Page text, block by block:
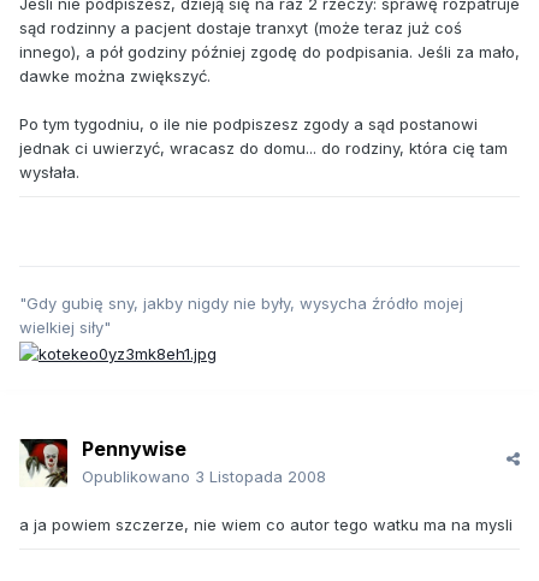
Jeśli nie podpiszesz, dzieją się na raz 2 rzeczy: sprawę rozpatruje
sąd rodzinny a pacjent dostaje tranxyt (może teraz już coś
innego), a pół godziny później zgodę do podpisania. Jeśli za mało,
dawke można zwiększyć.
Po tym tygodniu, o ile nie podpiszesz zgody a sąd postanowi
jednak ci uwierzyć, wracasz do domu... do rodziny, która cię tam
wysłała.
"Gdy gubię sny, jakby nigdy nie były, wysycha źródło mojej
wielkiej siły"
Pennywise
Opublikowano 3 Listopada 2008
a ja powiem szczerze, nie wiem co autor tego watku ma na mysli